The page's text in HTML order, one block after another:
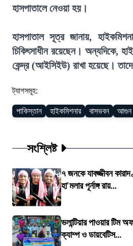
হাসপাতালে নেওয়া হয়।
হাসপাতাল সূত্র জানায়,
চিকিৎসাধীন রয়েছেন। অন্যদিকে,
কেন্দ্র (আইসিইউ) রাখা হয়েছে।
ট্যাগসমূহ:
পাকিস্তান হাইকমিশনার বাসভবন আগুন
সংশ্লিষ্ট
৭ জনকে যাবজ্জীবন
হা'মলার পূর্নাঙ্গ রায়...
ভলান্টিয়ার পাওয়ার টিম
ক্যাম্প ও ডায়বেটিস...